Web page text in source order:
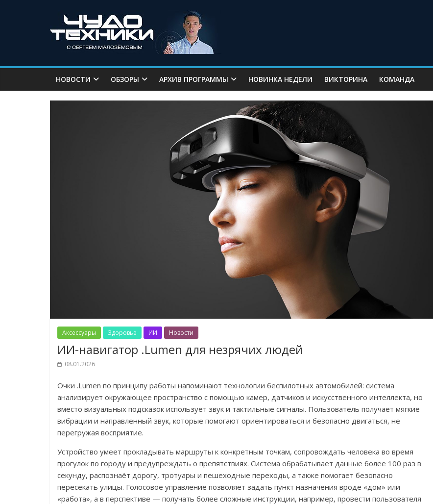
НОВОСТИ ОБЗОРЫ АРХИВ ПРОГРАММЫ НОВИНКА НЕДЕЛИ ВИКТОРИНА КОМАНДА
Аксессуары Здоровье ИИ Новости
ИИ-навигатор .Lumen для незрячих людей
08.01.2026
Очки .Lumen по принципу работы напоминают технологии беспилотных автомобилей: система
анализирует окружающее пространство с помощью камер, датчиков и искусственного интеллекта, но
вместо визуальных подсказок использует звук и тактильные сигналы. Пользователь получает мягкие
вибрации и направленный звук, которые помогают ориентироваться и безопасно двигаться, не
перегружая восприятие.
Устройство умеет прокладывать маршруты к конкретным точкам, сопровождать человека во время
прогулок по городу и предупреждать о препятствиях. Система обрабатывает данные более 100 раз в
секунду, распознаёт дорогу, тротуары и пешеходные переходы, а также помогает безопасно
пересекать улицы. Голосовое управление позволяет задать пункт назначения вроде «дом» или
«работа», а в перспективе — получать более сложные инструкции, например, провести пользователя